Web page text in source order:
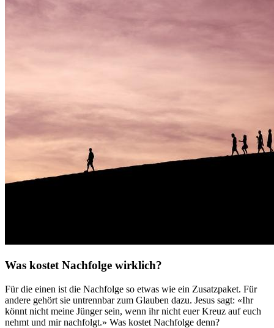
Was kostet Nachfolge wirklich?
Für die einen ist die Nachfolge so etwas wie ein Zusatzpaket. Für
andere gehört sie untrennbar zum Glauben dazu. Jesus sagt: «Ihr
könnt nicht meine Jünger sein, wenn ihr nicht euer Kreuz auf euch
nehmt und mir nachfolgt.» Was kostet Nachfolge denn?